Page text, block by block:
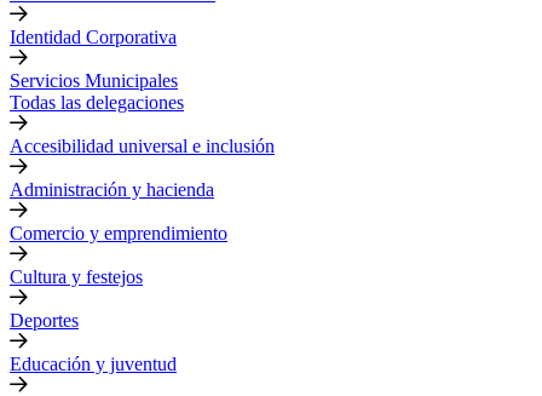
Identidad Corporativa
Servicios Municipales
Todas las delegaciones
Accesibilidad universal e inclusión
Administración y hacienda
Comercio y emprendimiento
Cultura y festejos
Deportes
Educación y juventud